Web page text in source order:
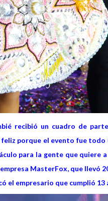
recibió un cuadro de
porque el evento fue
para la gente que quiere
MasterFox, que llevó
el empresario que cumplió 13